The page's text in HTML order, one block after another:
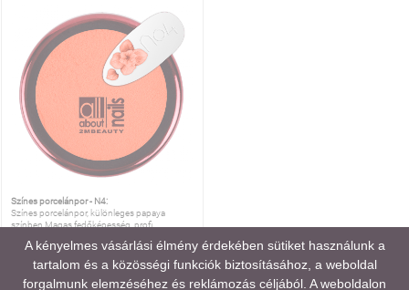
Színes porcelánpor - N4:
Színes porcelánpor, különleges papaya
színben.Magas fedőképesség, profi
SZÍNES PORCELÁNPOR - N4
A kényelmes vásárlási élmény érdekében sütiket használunk a
tartalom és a közösségi funkciók biztosításához, a weboldal
forgalmunk elemzéséhez és reklámozás céljából. A weboldalon